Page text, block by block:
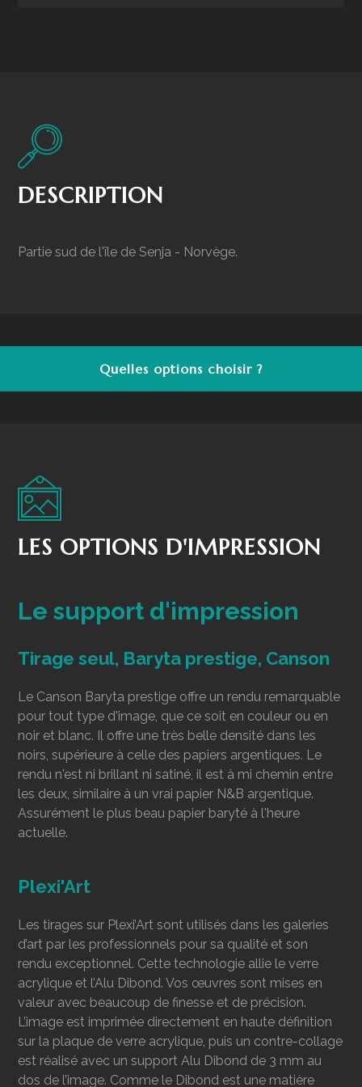
DESCRIPTION
Partie sud de l'île de Senja - Norvège.
Quelles options choisir ?
LES OPTIONS D'IMPRESSION
Le support d'impression
Tirage seul, Baryta prestige, Canson
Le Canson Baryta prestige offre un rendu remarquable
pour tout type d'image, que ce soit en couleur ou en
noir et blanc. Il offre une très belle densité dans les
noirs, supérieure à celle des papiers argentiques. Le
rendu n'est ni brillant ni satiné, il est à mi chemin entre
les deux, similaire à un vrai papier N&B argentique.
Assurément le plus beau papier baryté à l'heure
actuelle.
Plexi'Art
Les tirages sur Plexi’Art sont utilisés dans les galeries
d’art par les professionnels pour sa qualité et son
rendu exceptionnel. Cette technologie allie le verre
acrylique et l’Alu Dibond. Vos œuvres sont mises en
valeur avec beaucoup de finesse et de précision.
L’image est imprimée directement en haute définition
sur la plaque de verre acrylique, puis un contre-collage
est réalisé avec un support Alu Dibond de 3 mm au
dos de l’image. Comme le Dibond est une matière